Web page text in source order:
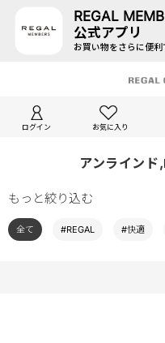
REGAL
公式アプリ
お買い物をさらに便利
ログイン お気に入り
アンラインド
もっと絞り込む
全て #REGAL #快適